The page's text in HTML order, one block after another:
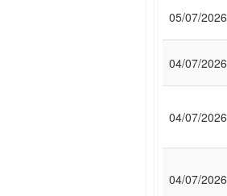
05/07/2026
04/07/2026
04/07/2026
04/07/2026